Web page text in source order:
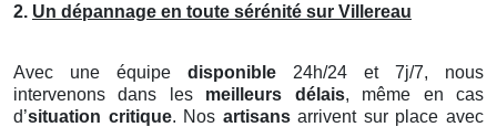
2. Un dépannage en toute sérénité sur Villereau
Avec une équipe disponible 24h/24 et 7j/7, nous
intervenons dans les meilleurs délais, même en cas
d’situation critique. Nos artisansarrivent sur place avec